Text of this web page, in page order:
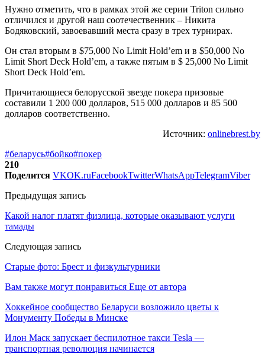
Нужно отметить, что в рамках этой же серии Triton сильно
отличился и другой наш соотечественник – Никита
Бодяковский, завоевавший места сразу в трех турнирах.
Он стал вторым в $75,000 No Limit Hold’em и в $50,000 No
Limit Short Deck Hold’em, а также пятым в $ 25,000 No Limit
Short Deck Hold’em.
Причитающиеся белорусской звезде покера призовые
составили 1 200 000 долларов, 515 000 долларов и 85 500
долларов соответственно.
Источник: onlinebrest.by
#беларусь#бойко#покер
210
Поделится VKOK.ruFacebookTwitterWhatsAppTelegramViber
Предыдущая запись
Какой налог платят физлица, которые оказывают услуги
тамады
Следующая запись
Старые фото: Брест и физкультурники
Вам также могут понравиться Еще от автора
Хоккейное сообщество Беларуси возложило цветы к
Монументу Победы в Минске
Илон Маск запускает беспилотное такси Tesla —
транспортная революция начинается